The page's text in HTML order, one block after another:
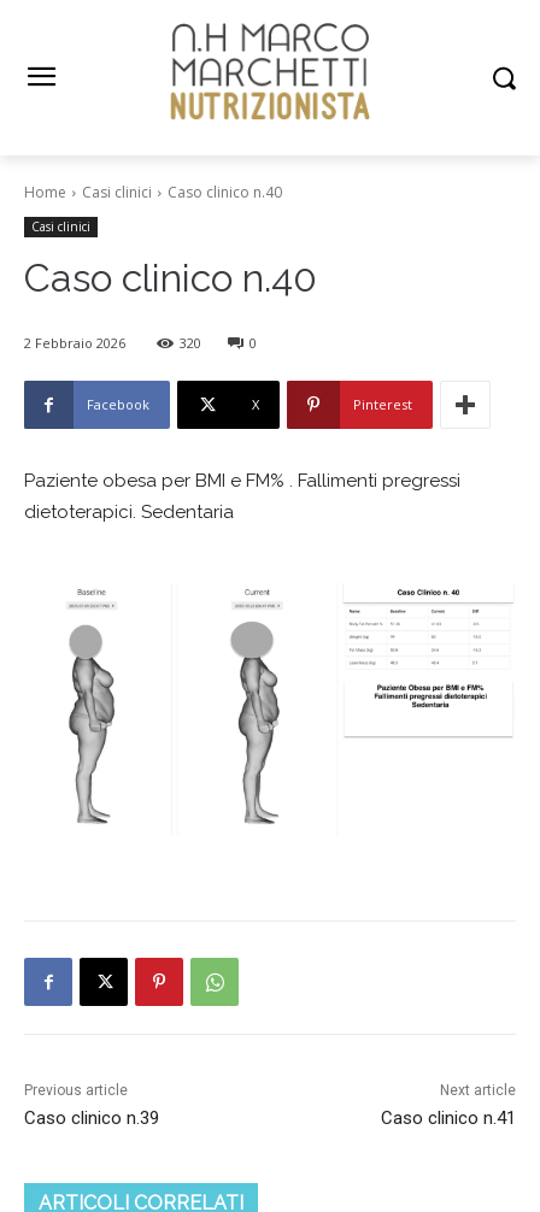
Home Casi clinici Caso clinico n.40
Casi clinici
Caso clinico n.40
2 Febbraio 2026 320 0
Facebook X Pinterest
Paziente obesa per BMI e FM% . Fallimenti pregressi
dietoterapici. Sedentaria
Previous article
Caso clinico n.39
Next article
Caso clinico n.41
ARTICOLI CORRELATI